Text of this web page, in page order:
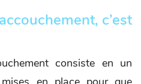
c’est
consiste en un